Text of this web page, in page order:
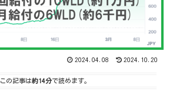
2024.04.08 2024.10.20
この記事は約14分で読めます。